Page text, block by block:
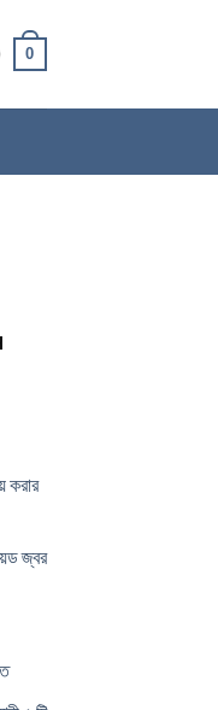
0
করার
জ্বর